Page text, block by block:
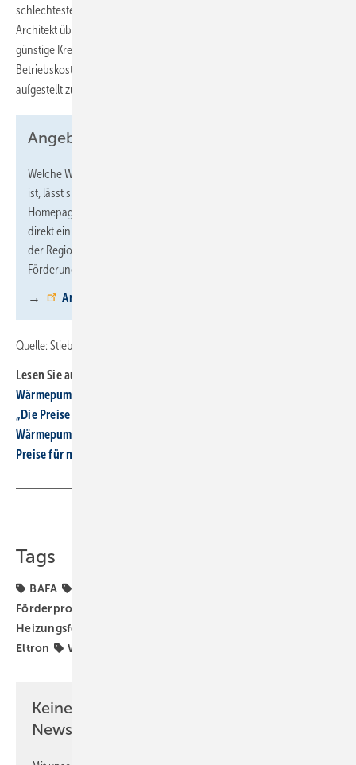
schlechteste Entscheidung sei, die man treffen könne, ist der gelernte
Architekt überzeugt: „Die Fördergelder sind das eine, der extrem
günstige Kredit das andere, dazu kommen noch die niedrigeren
Betriebskosten und die beruhigende Gewissheit, zukunftssicher
aufgestellt zu sein: eine echte Win-win-win-win-Situation!“
Angebotsservice von Stiebel Eltron
Welche Wärmepumpenanlage für das eigene Zuhause geeignet
ist, lässt sich leicht mit einem Frage-Antwort-Tool auf der
Homepage des Herstellers herausfinden. Auf Wunsch erhält man
direkt ein unverbindliches Angebot eines Fachhandwerkers aus
der Region – und natürlich Aussagen über die max. mögliche
Förderung.
→ Angebotsservice
Quelle: Stiebel Eltron / fl
Lesen Sie auch:
Wärmepumpen heizen deutlich günstiger als Gas-Heizungen
„Die Preise für den Heizungstausch sind zu hoch“
Wärmepumpen-Boom in deut­schen Ei­gen­hei­men
Preise für neue Heizungen in 5 Jahren um 70 % gestiegen
Tags
BAFA
Förderprogramme
Heizungsförderung
Eltron
Wärmepumpe
Keine Zeit? Kein Problem mit dem SBZ
Newsletter!